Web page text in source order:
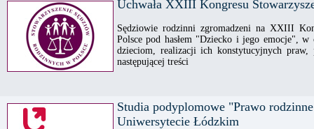
Uchwała XXIII Kongresu
Sędziowie rodzinni zgromadzeni na XXIII
Polsce pod hasłem "Dziecko i jego emocje",
dzieciom, realizacji ich konstytucyjnych
następującej treści
Studia podyplomowe "Prawo
Uniwersytecie Łódzkim